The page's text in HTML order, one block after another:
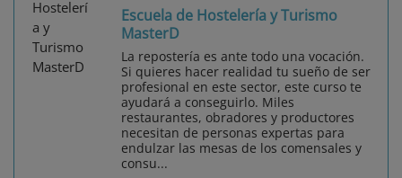
Escuela de Hostelería y Turismo
MasterD
La repostería es ante todo una vocación.
Si quieres hacer realidad tu sueño de ser
profesional en este sector, este curso te
ayudará a conseguirlo. Miles
restaurantes, obradores y productores
necesitan de personas expertas para
endulzar las mesas de los comensales y
consu...